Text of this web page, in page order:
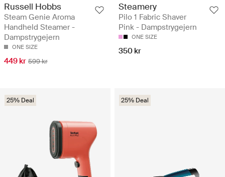
Russell Hobbs
Steam Genie Aroma
Handheld Steamer -
Dampstrygejern
ONE SIZE
449 kr 599 kr
Steamery
Pilo 1 Fabric Shaver
Pink - Dampstrygejern
ONE SIZE
350 kr
25% Deal 25% Deal